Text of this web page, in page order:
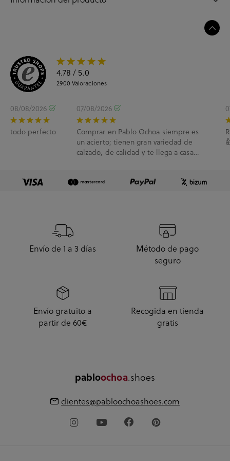
4.78 / 5.0
2900 Valoraciones
08/08/2026
todo perfecto
07/08/2026
Comprar en Pablo Ochoa siempre es
un acierto; tienen gran variedad de
calzado, de calidad y te llega a casa
Envío de 1 a 3 días
Método de pago
seguro
Envío gratuito a
partir de 60€
Recogida en tienda
gratis
pabloochoa.shoes
clientes@pabloochoashoes.com